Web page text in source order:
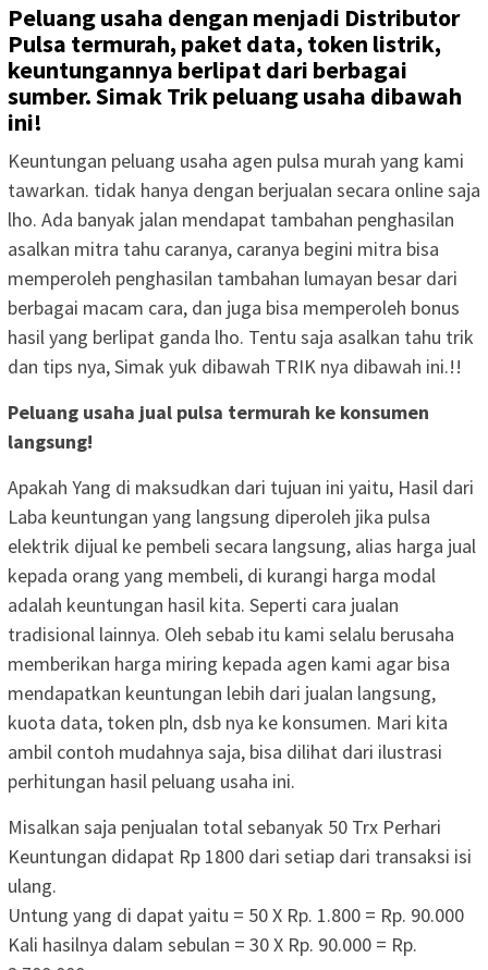
Peluang usaha dengan menjadi Distributor
Pulsa termurah, paket data, token listrik,
keuntungannya berlipat dari berbagai
sumber. Simak Trik peluang usaha dibawah
ini!
Keuntungan peluang usaha agen pulsa murah yang kami
tawarkan. tidak hanya dengan berjualan secara online saja
lho. Ada banyak jalan mendapat tambahan penghasilan
asalkan mitra tahu caranya, caranya begini mitra bisa
memperoleh penghasilan tambahan lumayan besar dari
berbagai macam cara, dan juga bisa memperoleh bonus
hasil yang berlipat ganda lho. Tentu saja asalkan tahu trik
dan tips nya, Simak yuk dibawah TRIK nya dibawah ini.!!
Peluang usaha jual pulsa termurah ke konsumen
langsung!
Apakah Yang di maksudkan dari tujuan ini yaitu, Hasil dari
Laba keuntungan yang langsung diperoleh jika pulsa
elektrik dijual ke pembeli secara langsung, alias harga jual
kepada orang yang membeli, di kurangi harga modal
adalah keuntungan hasil kita. Seperti cara jualan
tradisional lainnya. Oleh sebab itu kami selalu berusaha
memberikan harga miring kepada agen kami agar bisa
mendapatkan keuntungan lebih dari jualan langsung,
kuota data, token pln, dsb nya ke konsumen. Mari kita
ambil contoh mudahnya saja, bisa dilihat dari ilustrasi
perhitungan hasil peluang usaha ini.
Misalkan saja penjualan total sebanyak 50 Trx Perhari
Keuntungan didapat Rp 1800 dari setiap dari transaksi isi
ulang.
Untung yang di dapat yaitu = 50 X Rp. 1.800 = Rp. 90.000
Kali hasilnya dalam sebulan = 30 X Rp. 90.000 = Rp.